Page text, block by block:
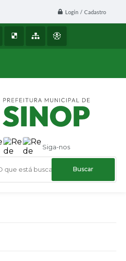
Login / Cadastro
Siga-nos